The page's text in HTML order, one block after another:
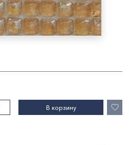
В корзину